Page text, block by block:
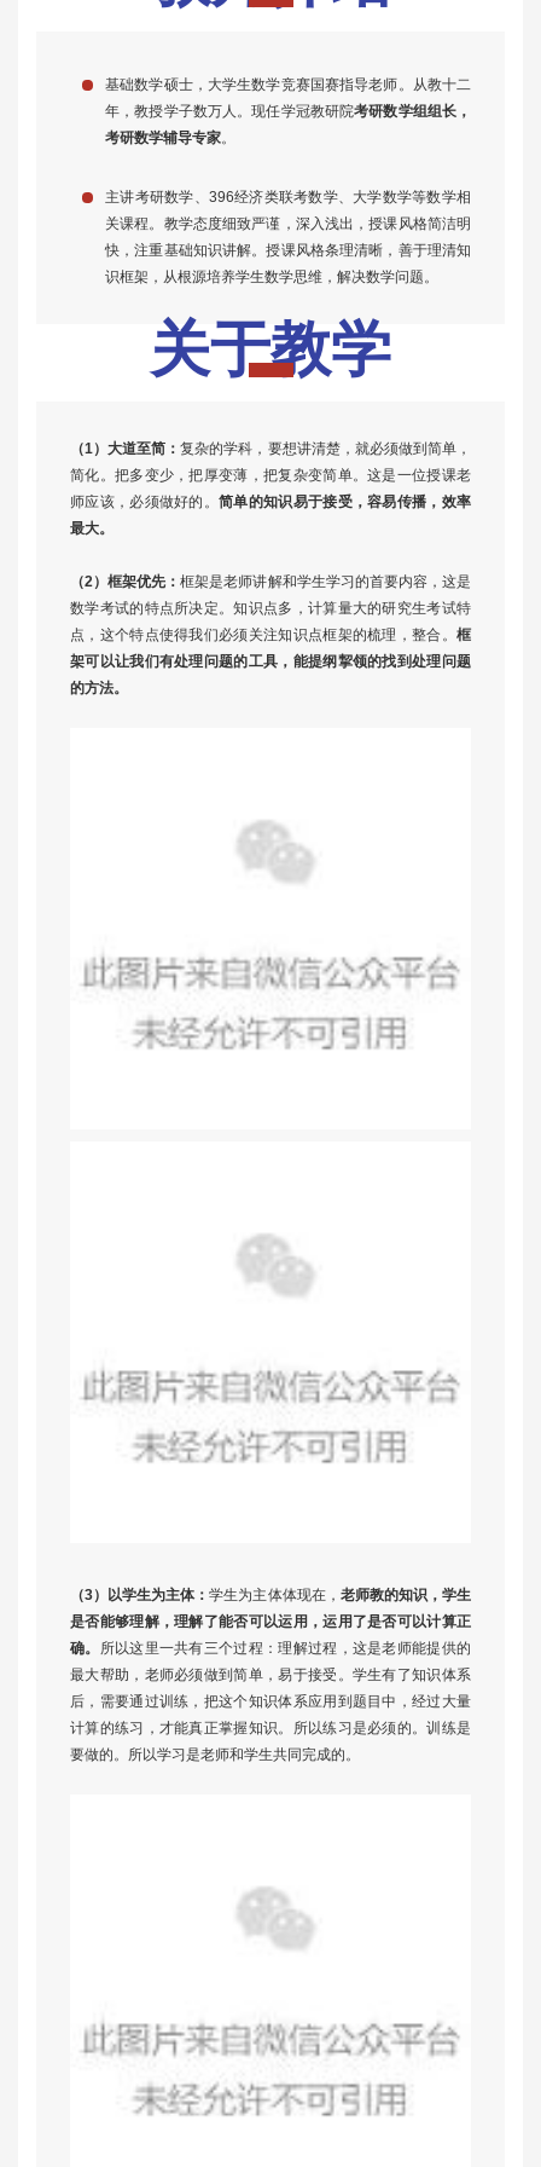
基础数学硕士，大学生数学竞赛国赛指导老师。从教十二
年，教授学子数万人。现任学冠教研院考研数学组组长，
考研数学辅导专家。
主讲考研数学、396经济类联考数学、大学数学等数学相
关课程。教学态度细致严谨，深入浅出，授课风格简洁明
快，注重基础知识讲解。授课风格条理清晰，善于理清知
识框架，从根源培养学生数学思维，解决数学问题。
关于教学
（1）大道至简：复杂的学科，要想讲清楚，就必须做到简单，
简化。把多变少，把厚变薄，把复杂变简单。这是一位授课老
师应该，必须做好的。简单的知识易于接受，容易传播，效率
最大。
（2）框架优先：框架是老师讲解和学生学习的首要内容，这是
数学考试的特点所决定。知识点多，计算量大的研究生考试特
点，这个特点使得我们必须关注知识点框架的梳理，整合。 框
架可以让我们有处理问题的工具，能提纲挈领的找到处理问题
的方法。
（3）以学生为主体：学生为主体体现在， 老师教的知识，学生
是否能够理解，理解了能否可以运用，运用了是否可以计算正
确。 所以这里一共有三个过程：理解过程，这是老师能提供的
最大帮助，老师必须做到简单，易于接受。学生有了知识体系
后，需要通过训练，把这个知识体系应用到题目中，经过大量
计算的练习，才能真正掌握知识。所以练习是必须的。训练是
要做的。所以学习是老师和学生共同完成的。